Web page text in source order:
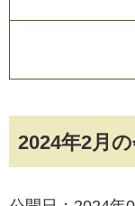
2024年2月